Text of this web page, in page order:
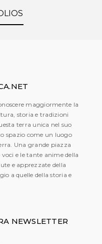
maggiormente la
storia e tradizioni
terra unica nel suo
spazio come un luogo
Una grande piazza
e le tante anime della
e apprezzate della
a quelle della storia e
NEWSLETTER